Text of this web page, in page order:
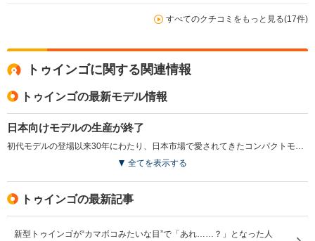
すべてのクチコミをもっと見る(17件)
トゥインゴに関する関連情報
トゥインゴの最新モデル情報
日本向けモデルの生産が終了
初代モデルの登場以来30年にわたり、日本市場で愛されてきたコンパクトモデル。日本向けモデルの生産終了が発表された。また、今回の発表を機に、小変更が施され、新たに「Apple Carplay」対応ワイヤレスミラーリング機能が追加された。ボディカラーのバリエーション変更や価格改定も図られている。（2023.7）
全てを表示する
トゥインゴの最新記事
新型トゥインゴが“カマボコみたいな目”で「あれ……？」となった人